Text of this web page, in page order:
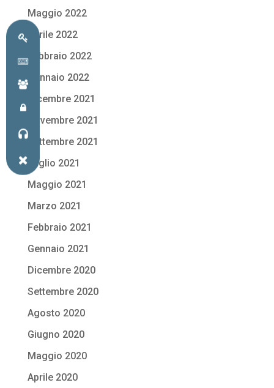
Maggio 2022
Aprile 2022
Febbraio 2022
Gennaio 2022
Dicembre 2021
Novembre 2021
Settembre 2021
Luglio 2021
Maggio 2021
Marzo 2021
Febbraio 2021
Gennaio 2021
Dicembre 2020
Settembre 2020
Agosto 2020
Giugno 2020
Maggio 2020
Aprile 2020